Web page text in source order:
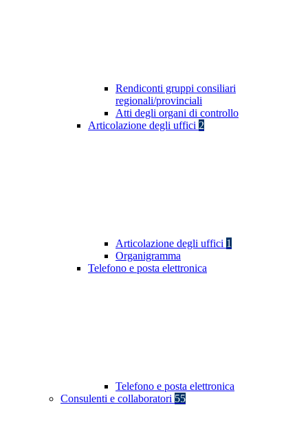
Rendiconti gruppi consiliari
regionali/provinciali
Atti degli organi di controllo
Articolazione degli uffici 2
Articolazione degli uffici 1
Organigramma
Telefono e posta elettronica
Telefono e posta elettronica
Consulenti e collaboratori 55